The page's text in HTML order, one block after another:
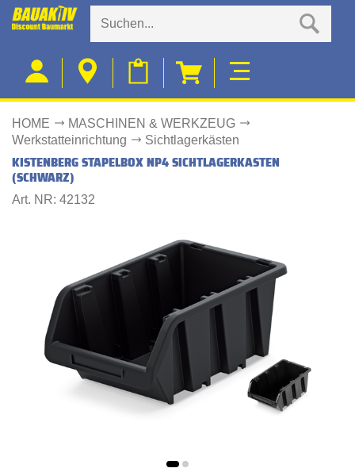
HOME
MASCHINEN & WERKZEUG
Werkstatteinrichtung
Sichtlagerkästen
KISTENBERG STAPELBOX NP4 SICHTLAGERKASTEN
(SCHWARZ)
Art. NR: 42132